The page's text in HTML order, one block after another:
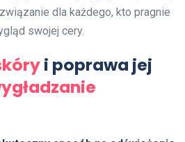
dla każdego, kto pragnie
swojej cery.
i poprawa jej